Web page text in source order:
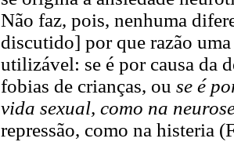
Não faz, pois, nenhuma
discutido] por que razão
utilizável: se é por causa da
fobias de crianças, ou se é
vida sexual, como na
repressão, como na histeria